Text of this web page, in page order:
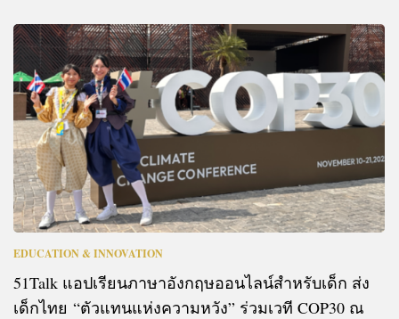
EDUCATION & INNOVATION
51Talk แอปเรียนภาษาอังกฤษออนไลน์สำหรับเด็ก ส่ง
เด็กไทย “ตัวแทนแห่งความหวัง” ร่วมเวที COP30 ณ